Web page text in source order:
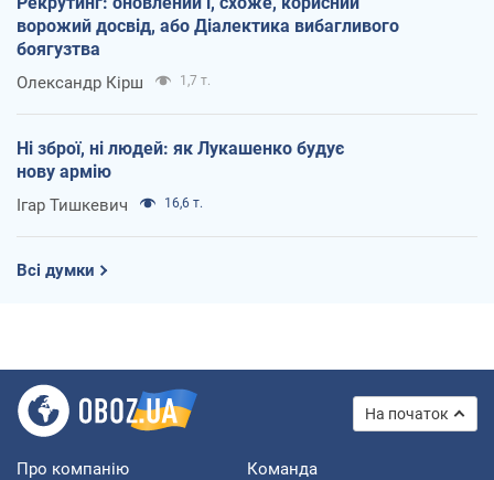
ворожий досвід, або Діалектика вибагливого
боягузтва
Олександр Кірш 1,7 т.
Ні зброї, ні людей: як Лукашенко будує
нову армію
Ігар Тишкевич 16,6 т.
Всі думки
На початок
Про компанію Команда